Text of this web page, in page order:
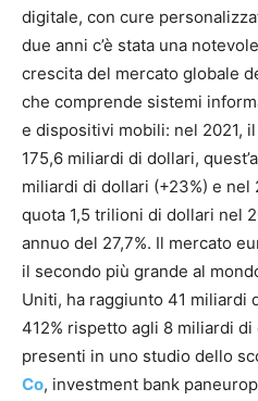
digitale, con cure
due anni c’è stata una
crescita del mercato globale
che comprende sistemi
e dispositivi mobili: nel 2021,
175,6 miliardi di dollari,
miliardi di dollari (+23%) e
quota 1,5 trilioni di dollari nel
annuo del 27,7%. Il mercato
il secondo più grande al
Uniti, ha raggiunto 41 miliardi
412% rispetto agli 8 miliardi
presenti in uno studio dello
Co, investment bank